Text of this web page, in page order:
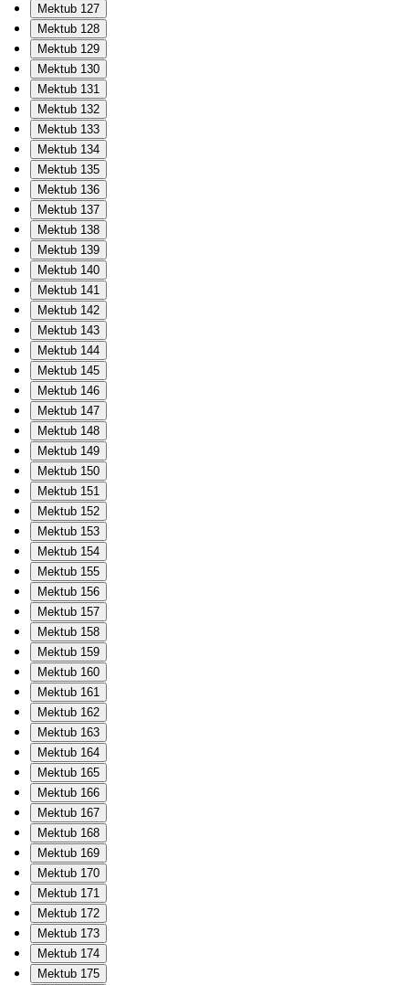
Mektub 127
Mektub 128
Mektub 129
Mektub 130
Mektub 131
Mektub 132
Mektub 133
Mektub 134
Mektub 135
Mektub 136
Mektub 137
Mektub 138
Mektub 139
Mektub 140
Mektub 141
Mektub 142
Mektub 143
Mektub 144
Mektub 145
Mektub 146
Mektub 147
Mektub 148
Mektub 149
Mektub 150
Mektub 151
Mektub 152
Mektub 153
Mektub 154
Mektub 155
Mektub 156
Mektub 157
Mektub 158
Mektub 159
Mektub 160
Mektub 161
Mektub 162
Mektub 163
Mektub 164
Mektub 165
Mektub 166
Mektub 167
Mektub 168
Mektub 169
Mektub 170
Mektub 171
Mektub 172
Mektub 173
Mektub 174
Mektub 175